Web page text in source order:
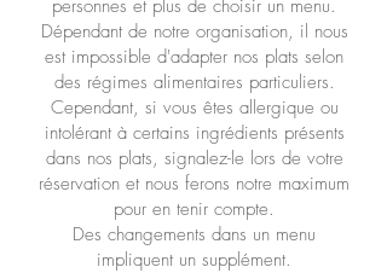
personnes et plus de choisir un menu.
Dépendant de notre organisation, il nous
est impossible d'adapter nos plats selon
des régimes alimentaires particuliers.
Cependant, si vous êtes allergique ou
intolérant à certains ingrédients présents
dans nos plats, signalez-le lors de votre
réservation et nous ferons notre maximum
pour en tenir compte.
Des changements dans un menu
impliquent un supplément.